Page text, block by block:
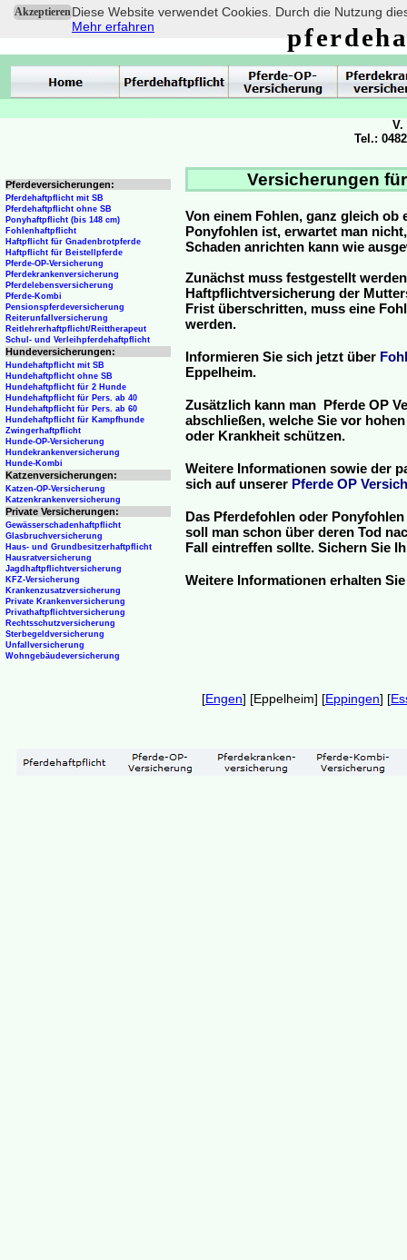
AkzeptierenDiese Website verwendet Cookies. Durch die Nutzung
Mehr erfahren
Versicherungen
Von einem Fohlen, ganz gleich ob
Ponyfohlen ist, erwartet man
Schaden anrichten kann wie
Zunächst muss festgestellt
Haftpflichtversicherung der
Frist überschritten, muss eine
werden.
Informieren Sie sich jetzt über
Eppelheim.
Zusätzlich kann man Pferde OP
abschließen, welche Sie vor
oder Krankheit schützen.
Weitere Informationen sowie der
sich auf unserer Pferde OP
Das Pferdefohlen oder
soll man schon über deren Tod
Fall eintreffen sollte. Sichern Sie
Weitere Informationen erhalten
Pferdeversicherungen:
Pferdehaftpflicht mit SB
Pferdehaftpflicht ohne SB
Ponyhaftpflicht (bis 148 cm)
Fohlenhaftpflicht
Haftpflicht für Gnadenbrotpferde
Haftpflicht für Beistellpferde
Pferde-OP-Versicherung
Pferdekrankenversicherung
Pferdelebensversicherung
Pferde-Kombi
Pensionspferdeversicherung
Reiterunfallversicherung
Reitlehrerhaftpflicht/Reittherapeut
Schul- und Verleihpferdehaftpflicht
Hundeversicherungen:
Hundehaftpflicht mit SB
Hundehaftpflicht ohne SB
Hundehaftpflicht für 2 Hunde
Hundehaftpflicht für Pers. ab 40
Hundehaftpflicht für Pers. ab 60
Hundehaftpflicht für Kampfhunde
Zwingerhaftpflicht
Hunde-OP-Versicherung
Hundekrankenversicherung
Hunde-Kombi
Katzenversicherungen:
Katzen-OP-Versicherung
Katzenkrankenversicherung
Private Versicherungen:
Gewässerschadenhaftpflicht
Glasbruchversicherung
Haus- und Grundbesitzerhaftpflicht
Hausratversicherung
Jagdhaftpflichtversicherung
KFZ-Versicherung
Krankenzusatzversicherung
Private Krankenversicherung
Privathaftpflichtversicherung
Rechtsschutzversicherung
Sterbegeldversicherung
Unfallversicherung
Wohngebäudeversicherung
V.
Tel.:
[Engen] [Eppelheim] [Eppingen] [